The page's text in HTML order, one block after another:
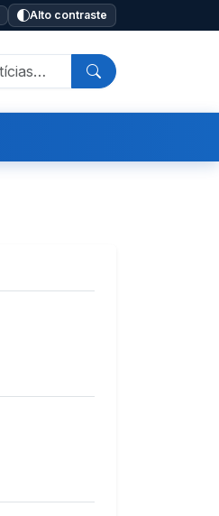
Alto contraste